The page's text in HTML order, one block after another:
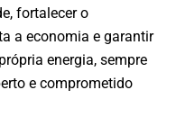
fortalecer o
a economia e garantir
energia, sempre
e comprometido